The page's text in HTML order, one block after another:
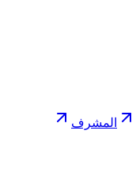
المشرف